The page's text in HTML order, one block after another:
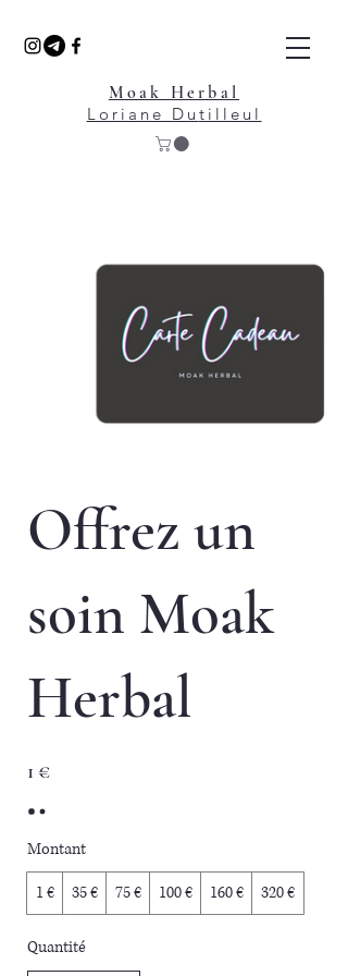
Moak Herbal
Loriane Dutilleul
Offrez un
soin Moak
Herbal
1 €
Montant
1 € 35 € 75 € 100 € 160 € 320 €
Quantité